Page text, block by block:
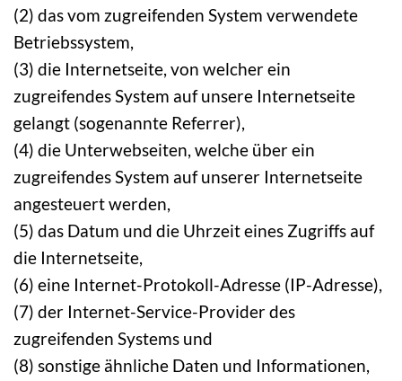
(2) das vom zugreifenden System verwendete
Betriebssystem,
(3) die Internetseite, von welcher ein
zugreifendes System auf unsere Internetseite
gelangt (sogenannte Referrer),
(4) die Unterwebseiten, welche über ein
zugreifendes System auf unserer Internetseite
angesteuert werden,
(5) das Datum und die Uhrzeit eines Zugriffs auf
die Internetseite,
(6) eine Internet-Protokoll-Adresse (IP-Adresse),
(7) der Internet-Service-Provider des
zugreifenden Systems und
(8) sonstige ähnliche Daten und Informationen,